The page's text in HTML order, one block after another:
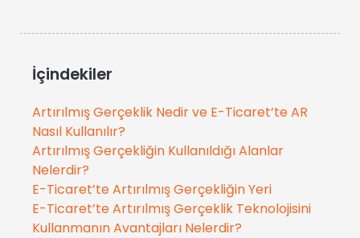
İçindekiler
Artırılmış Gerçeklik Nedir ve E-Ticaret’te AR
Nasıl Kullanılır?
Artırılmış Gerçekliğin Kullanıldığı Alanlar
Nelerdir?
E-Ticaret’te Artırılmış Gerçekliğin Yeri
E-Ticaret’te Artırılmış Gerçeklik Teknolojisini
Kullanmanın Avantajları Nelerdir?